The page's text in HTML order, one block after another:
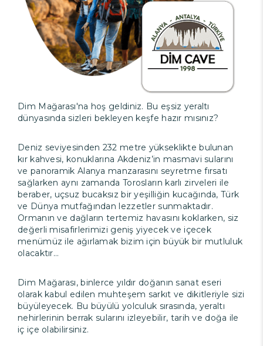
Dim Mağarası'na hoş geldiniz. Bu eşsiz yeraltı
dünyasında sizleri bekleyen keşfe hazır mısınız?
Deniz seviyesinden 232 metre yükseklikte bulunan
kır kahvesi, konuklarına Akdeniz’in masmavi sularını
ve panoramik Alanya manzarasını seyretme fırsatı
sağlarken aynı zamanda Torosların karlı zirveleri ile
beraber, uçsuz bucaksız bir yeşilliğin kucağında, Türk
ve Dünya mutfağından lezzetler sunmaktadır.
Ormanın ve dağların tertemiz havasını koklarken, siz
değerli misafirlerimizi geniş yiyecek ve içecek
menümüz ile ağırlamak bizim için büyük bir mutluluk
olacaktır…
Dim Mağarası, binlerce yıldır doğanın sanat eseri
olarak kabul edilen muhteşem sarkıt ve dikitleriyle sizi
büyüleyecek. Bu büyülü yolculuk sırasında, yeraltı
nehirlerinin berrak sularını izleyebilir, tarih ve doğa ile
iç içe olabilirsiniz.